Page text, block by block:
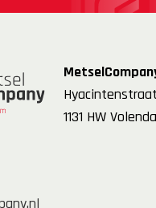
1131 HW